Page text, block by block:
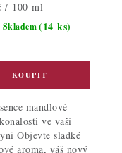
Skladem(14 ks)
/ 100 ml
mandlové
ve vaší
Objevte sladké
aroma, váš nový